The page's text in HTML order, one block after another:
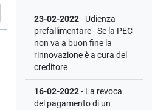
23-02-2022- Udienza
prefallimentare - Se la PEC
non va a buon fine la
rinnovazione è a cura del
creditore
16-02-2022- La revoca
del pagamento di un